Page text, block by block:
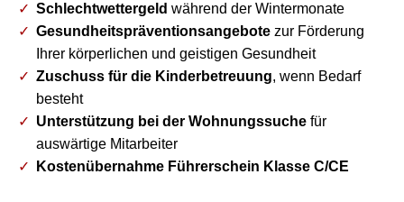
Schlechtwettergeld während der Wintermonate
Gesundheitspräventionsangebote zur Förderung
Ihrer körperlichen und geistigen Gesundheit
Zuschuss für die Kinderbetreuung, wenn Bedarf
besteht
Unterstützung bei der Wohnungssuche für
auswärtige Mitarbeiter
Kostenübernahme Führerschein Klasse C/CE